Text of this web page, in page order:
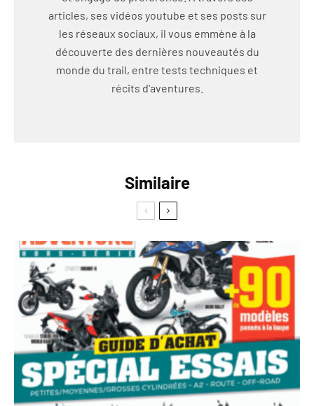
articles, ses vidéos youtube et ses posts sur
les réseaux sociaux, il vous emmène à la
découverte des dernières nouveautés du
monde du trail, entre tests techniques et
récits d'aventures.
Similaire